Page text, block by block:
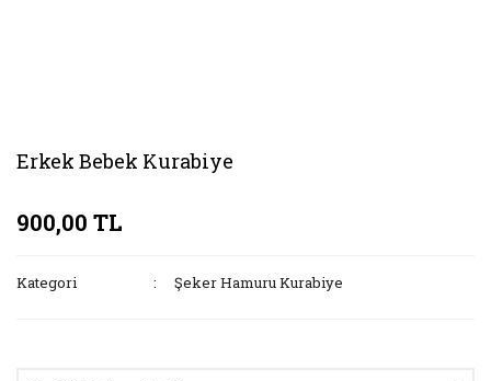
Erkek Bebek Kurabiye
900,00 TL
Kategori Şeker Hamuru Kurabiye